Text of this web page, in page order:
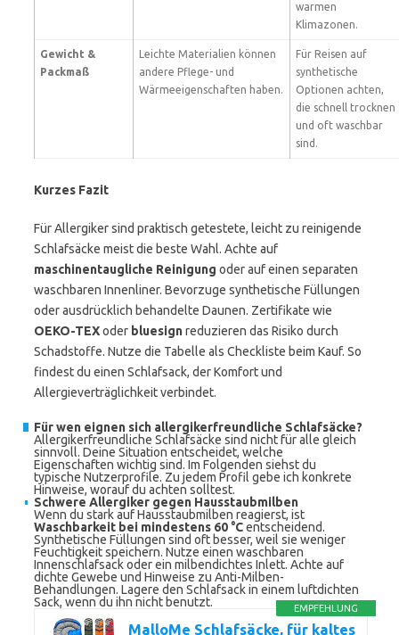
warmen
Klimazonen.
Gewicht &
Packmaß
Leichte Materialien können
andere Pflege- und
Wärmeeigenschaften haben.
Für Reisen auf
synthetische
Optionen achten,
die schnell trocknen
und oft waschbar
sind.
Kurzes Fazit
Für Allergiker sind praktisch getestete, leicht zu reinigende
Schlafsäcke meist die beste Wahl. Achte auf
maschinentaugliche Reinigung oder auf einen separaten
waschbaren Innenliner. Bevorzuge synthetische Füllungen
oder ausdrücklich behandelte Daunen. Zertifikate wie
OEKO-TEXoder bluesignreduzieren das Risiko durch
Schadstoffe. Nutze die Tabelle als Checkliste beim Kauf. So
findest du einen Schlafsack, der Komfort und
Allergieverträglichkeit verbindet.
Für wen eignen sich allergikerfreundliche Schlafsäcke?
Allergikerfreundliche Schlafsäcke sind nicht für alle gleich
sinnvoll. Deine Situation entscheidet, welche
Eigenschaften wichtig sind. Im Folgenden siehst du
typische Nutzerprofile. Zu jedem Profil gebe ich konkrete
Hinweise, worauf du achten solltest.
Schwere Allergiker gegen Hausstaubmilben
Wenn du stark auf Hausstaubmilben reagierst, ist
Waschbarkeit bei mindestens 60 °Centscheidend.
Synthetische Füllungen sind oft besser, weil sie weniger
Feuchtigkeit speichern. Nutze einen waschbaren
Innenschlafsack oder ein milbendichtes Inlett. Achte auf
dichte Gewebe und Hinweise zu Anti-Milben-
Behandlungen. Lagere den Schlafsack in einem luftdichten
Sack, wenn du ihn nicht benutzt.
EMPFEHLUNG
MalloMe Schlafsäcke, für kaltes